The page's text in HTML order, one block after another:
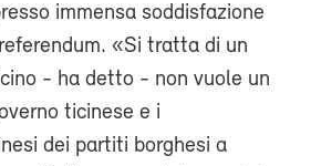
immensa soddisfazione
«Si tratta di un
- ha detto - non vuole un
ticinese e i
dei partiti borghesi a